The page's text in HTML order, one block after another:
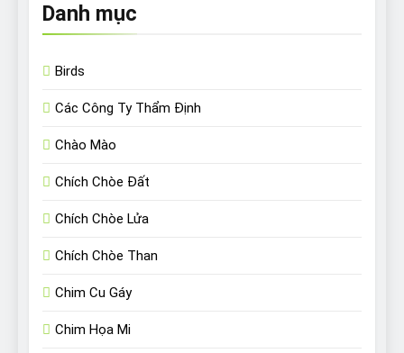
Danh mục
Birds
Các Công Ty Thẩm Định
Chào Mào
Chích Chòe Đất
Chích Chòe Lửa
Chích Chòe Than
Chim Cu Gáy
Chim Họa Mi